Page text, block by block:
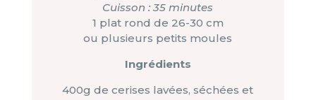
Cuisson : 35 minutes
1 plat rond de 26-30 cm
ou plusieurs petits moules
Ingrédients
400g de cerises lavées, séchées et